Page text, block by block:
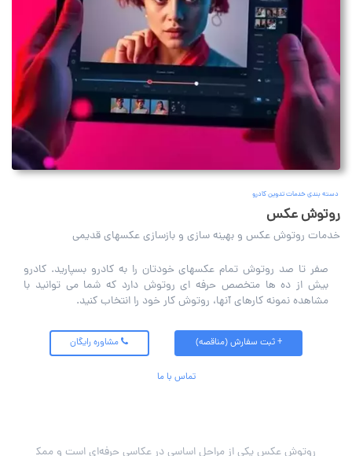
دسته بندی خدمات تدوین کادرو
روتوش عکس
خدمات روتوش عکس و بهینه سازی و بازسازی عکسهای قدیمی
صفر تا صد روتوش تمام عکسهای خودتان را به کادرو بسپارید. کادرو
بیش از ده ها متخصص حرفه ای روتوش دارد که شما می توانید با
مشاهده نمونه کارهای آنها، روتوش کار خود را انتخاب کنید.
+ ثبت سفارش (مناقصه) مشاوره رایگان
تماس با ما
روتوش عکس یکی از مراحل اساسی در عکاسی حرفه‌ای است و ممکن است برای افرادی که به دنبال